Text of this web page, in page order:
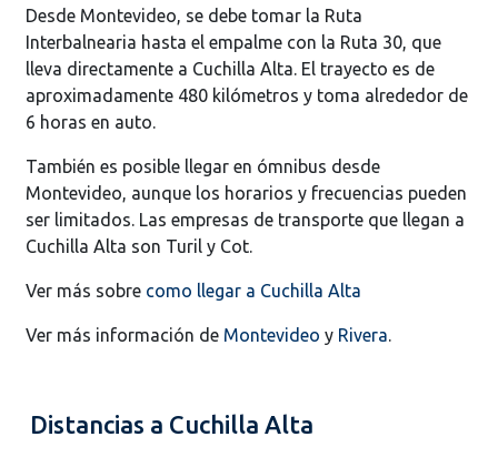
Desde Montevideo, se debe tomar la Ruta
Interbalnearia hasta el empalme con la Ruta 30, que
lleva directamente a Cuchilla Alta. El trayecto es de
aproximadamente 480 kilómetros y toma alrededor de
6 horas en auto.
También es posible llegar en ómnibus desde
Montevideo, aunque los horarios y frecuencias pueden
ser limitados. Las empresas de transporte que llegan a
Cuchilla Alta son Turil y Cot.
Ver más sobre como llegar a Cuchilla Alta
Ver más información de Montevideo y Rivera.
Distancias a Cuchilla Alta